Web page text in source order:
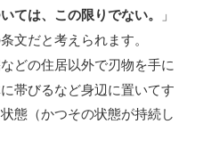
ては、この限りでない。
」
文だと考えられます。
どの住居以外で刃物を手に
帯びるなど身辺に置いてす
態（かつその状態が持続し